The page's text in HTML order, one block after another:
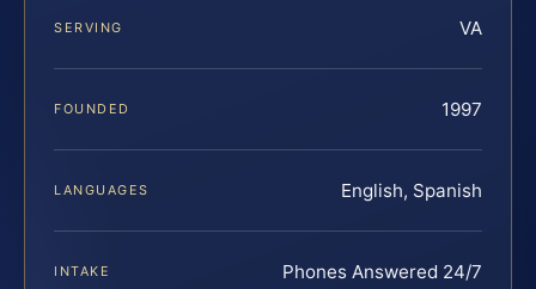
SERVING VA
FOUNDED 1997
LANGUAGES English, Spanish
INTAKE Phones Answered 24/7